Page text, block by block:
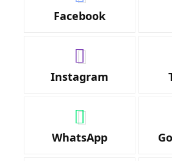
Facebook
Instagram
WhatsApp